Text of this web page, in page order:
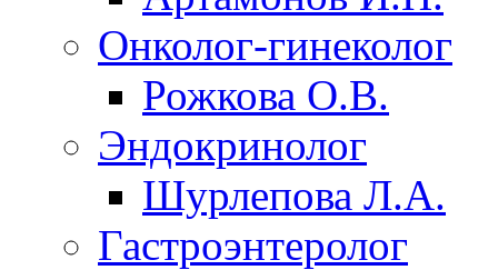
Онколог-гинеколог
Рожкова О.В.
Эндокринолог
Шурлепова Л.А.
Гастроэнтеролог